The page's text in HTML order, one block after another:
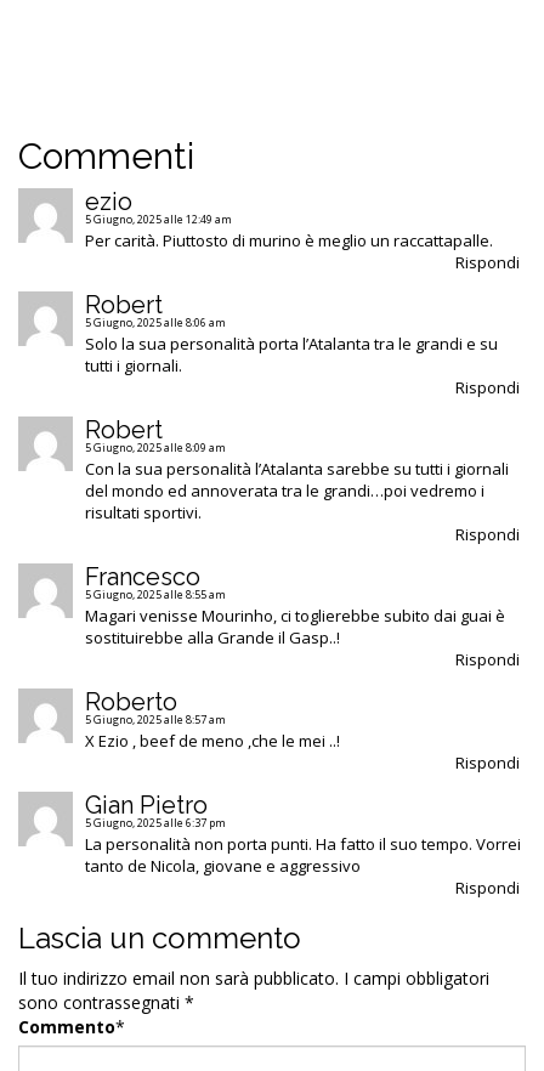
Commenti
ezio
5 Giugno, 2025 alle 12:49 am
Per carità. Piuttosto di murino è meglio un raccattapalle.
Rispondi
Robert
5 Giugno, 2025 alle 8:06 am
Solo la sua personalità porta l’Atalanta tra le grandi e su
tutti i giornali.
Rispondi
Robert
5 Giugno, 2025 alle 8:09 am
Con la sua personalità l’Atalanta sarebbe su tutti i giornali
del mondo ed annoverata tra le grandi…poi vedremo i
risultati sportivi.
Rispondi
Francesco
5 Giugno, 2025 alle 8:55 am
Magari venisse Mourinho, ci toglierebbe subito dai guai è
sostituirebbe alla Grande il Gasp..!
Rispondi
Roberto
5 Giugno, 2025 alle 8:57 am
X Ezio , beef de meno ,che le mei ..!
Rispondi
Gian Pietro
5 Giugno, 2025 alle 6:37 pm
La personalità non porta punti. Ha fatto il suo tempo. Vorrei
tanto de Nicola, giovane e aggressivo
Rispondi
Lascia un commento
Il tuo indirizzo email non sarà pubblicato. I campi obbligatori
sono contrassegnati *
Commento*